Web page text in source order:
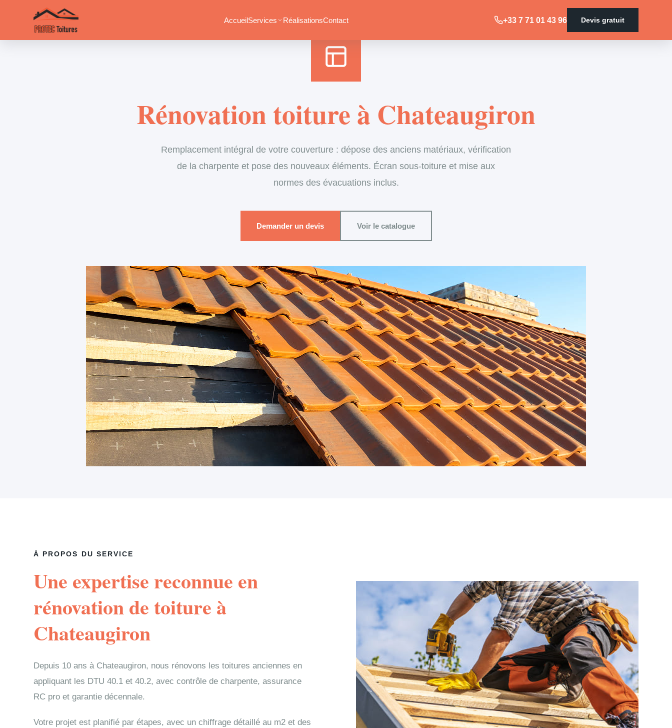
AccueilServices RéalisationsContact +33 7 71 01 43 96 Devis gratuit
Rénovation toiture à Chateaugiron
Remplacement intégral de votre couverture : dépose des anciens matériaux, vérification
de la charpente et pose des nouveaux éléments. Écran sous-toiture et mise aux
normes des évacuations inclus.
Demander un devis Voir le catalogue
À PROPOS DU SERVICE
Une expertise reconnue en
rénovation de toiture à
Chateaugiron
Depuis 10 ans à Chateaugiron, nous rénovons les toitures anciennes en
appliquant les DTU 40.1 et 40.2, avec contrôle de charpente, assurance
RC pro et garantie décennale.
Votre projet est planifié par étapes, avec un chiffrage détaillé au m2 et des